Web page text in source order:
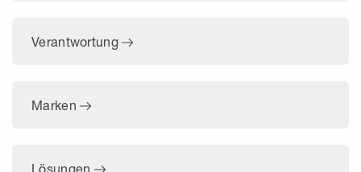
Verantwortung
Marken
Lösungen